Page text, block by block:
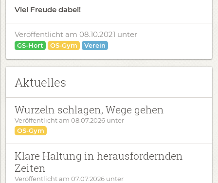
Viel Freude dabei!
Veröffentlicht am 08.10.2021 unter
GS-Hort OS-Gym Verein
Aktuelles
Wurzeln schlagen, Wege gehen
Veröffentlicht am 08.07.2026 unter
OS-Gym
Klare Haltung in herausfordernden
Zeiten
Veröffentlicht am 07.07.2026 unter